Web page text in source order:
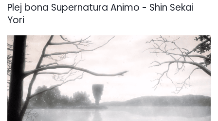
Plej bona Supernatura Animo - Shin Sekai
Yori